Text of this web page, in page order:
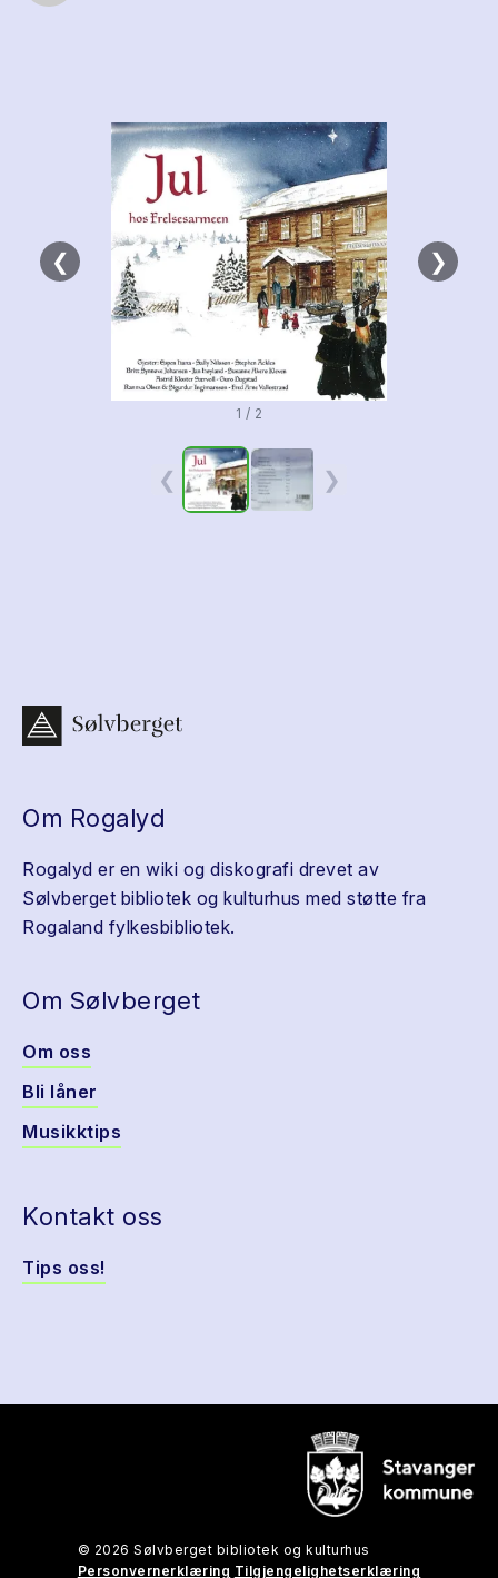
❮ ❯
1 / 2
❮ ❯
Om Rogalyd
Rogalyd er en wiki og diskografi drevet av
Sølvberget bibliotek og kulturhus med støtte fra
Rogaland fylkesbibliotek.
Om Sølvberget
Om oss
Bli låner
Musikktips
Kontakt oss
Tips oss!
© 2026 Sølvberget bibliotek og kulturhus
Personvernerklæring Tilgjengelighetserklæring